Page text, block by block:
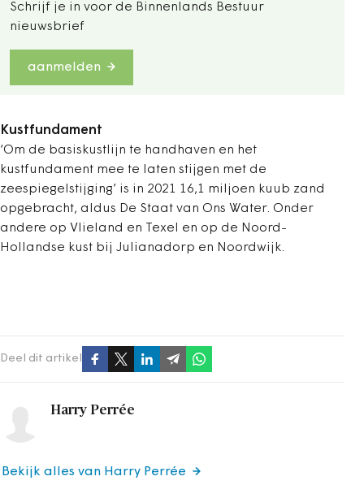
Schrijf je in voor de Binnenlands Bestuur
nieuwsbrief
aanmelden
Kustfundament
‘Om de basiskustlijn te handhaven en het
kustfundament mee te laten stijgen met de
zeespiegelstijging’ is in 2021 16,1 miljoen kuub zand
opgebracht, aldus De Staat van Ons Water. Onder
andere op Vlieland en Texel en op de Noord-
Hollandse kust bij Julianadorp en Noordwijk.
Deel dit artikel
Harry Perrée
Bekijk alles van Harry Perrée